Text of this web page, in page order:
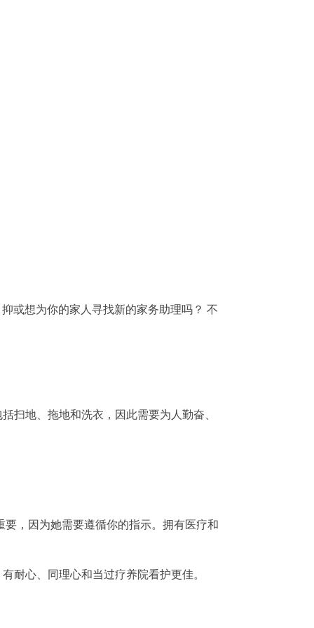
或想为你的家人寻找新的家务助理吗？ 不
扫地、拖地和洗衣，因此需要为人勤奋、
，因为她需要遵循你的指示。拥有医疗和
耐心、同理心和当过疗养院看护更佳。